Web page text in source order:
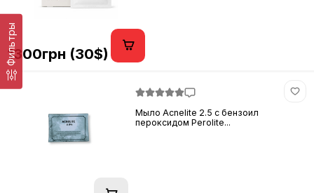
Фильтры
1300грн (30$)
Мыло Acnelite 2.5 с бензоил
пероксидом Perolite...